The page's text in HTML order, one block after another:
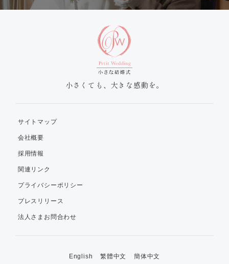
小さくても、大きな感動を。
サイトマップ
会社概要
採用情報
関連リンク
プライバシーポリシー
プレスリリース
法人さまお問合わせ
English 繁體中文 簡体中文